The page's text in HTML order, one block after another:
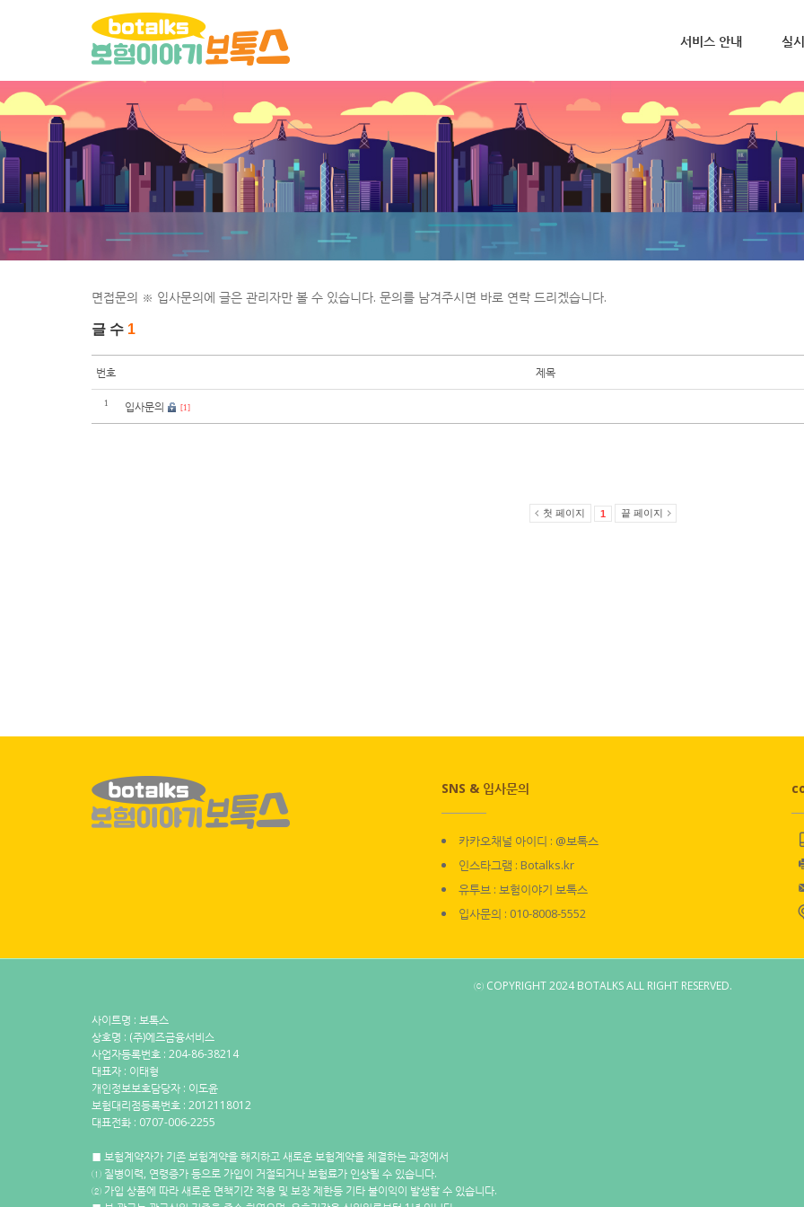
서비스 안내 실
면접문의 ※ 입사문의에 글은 관리자만 볼 수 있습니다. 문의를 남겨주시면 바로 연락 드리겠습니다.
글 수 1
번호 제목
1 입사문의 [1]
첫 페이지 1 끝 페이지
SNS & 입사문의
카카오채널 아이디 : @보톡스
인스타그램 : Botalks.kr
유투브 : 보험이야기 보톡스
입사문의 : 010-8008-5552
ⓒ COPYRIGHT 2024 BOTALKS ALL RIGHT RESERVED.
사이트명 : 보톡스
상호명 : (주)에즈금융서비스
사업자등록번호 : 204-86-38214
대표자 : 이태형
개인정보보호담당자 : 이도윤
보험대리점등록번호 : 2012118012
대표전화 : 0707-006-2255
■ 보험계약자가 기존 보험계약을 해지하고 새로운 보험계약을 체결하는 과정에서
① 질병이력, 연령증가 등으로 가입이 거절되거나 보험료가 인상될 수 있습니다.
② 가입 상품에 따라 새로운 면책기간 적용 및 보장 제한등 기타 불이익이 발생할 수 있습니다.